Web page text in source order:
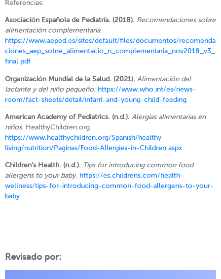
Referencias:
Asociación Española de Pediatría. (2018). Recomendaciones sobre
alimentación complementaria.
https://www.aeped.es/sites/default/files/documentos/recomenda
ciones_aep_sobre_alimentacio_n_complementaria_nov2018_v3_
final.pdf
Organización Mundial de la Salud. (2021). Alimentación del
lactante y del niño pequeño. https://www.who.int/es/news-
room/fact-sheets/detail/infant-and-young-child-feeding
American Academy of Pediatrics. (n.d.). Alergias alimentarias en
niños. HealthyChildren.org.
https://www.healthychildren.org/Spanish/healthy-
living/nutrition/Paginas/Food-Allergies-in-Children.aspx
Children’s Health. (n.d.). Tips for introducing common food
allergens to your baby. https://es.childrens.com/health-
wellness/tips-for-introducing-common-food-allergens-to-your-
baby
Revisado por: